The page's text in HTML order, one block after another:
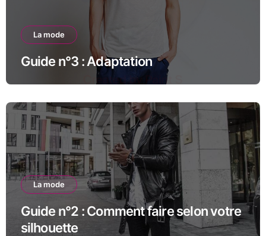
La mode
Guide n°3 : Adaptation
La mode
Guide n°2 : Comment faire selon votre
silhouette